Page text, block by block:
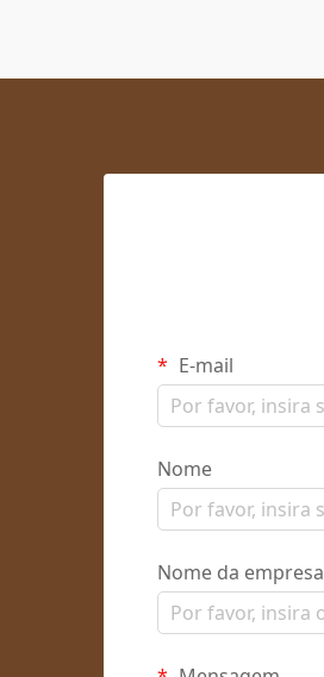
E-mail
Nome
Nome da empresa